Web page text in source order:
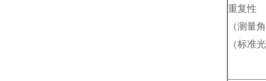
重复性
（测量
（标准